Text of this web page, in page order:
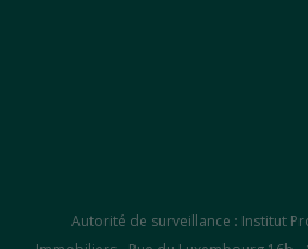
Autorité de surveillance : Institut